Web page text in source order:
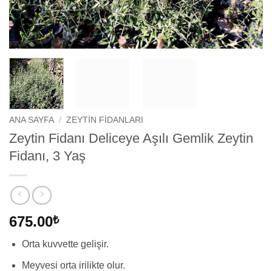
ANA SAYFA / ZEYTIN FIDANLARI
Zeytin Fidanı Deliceye Aşılı Gemlik Zeytin
Fidanı, 3 Yaş
675.00₺
Orta kuvvette gelişir.
Meyvesi orta irilikte olur.